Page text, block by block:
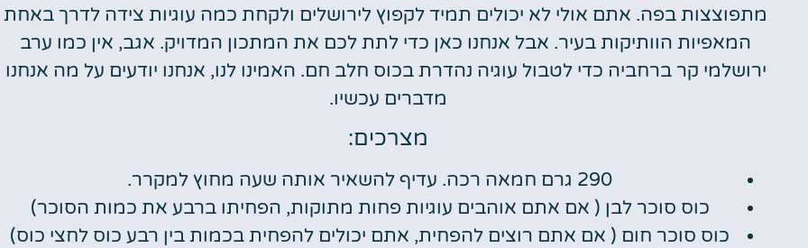
מתפוצצות בפה. אתם אולי לא יכולים תמיד לקפוץ לירושלים ולקחת כמה עוגיות צידה לדרך באחת
המאפיות הוותיקות בעיר. אבל אנחנו כאן כדי לתת לכם את המתכון המדויק. אגב, אין כמו ערב
ירושלמי קר ברחביה כדי לטבול עוגיה נהדרת בכוס חלב חם. האמינו לנו, אנחנו יודעים על מה אנחנו
מדברים עכשיו.
מצרכים:
290 גרם חמאה רכה. עדיף להשאיר אותה שעה מחוץ למקרר.
כוס סוכר לבן ( אם אתם אוהבים עוגיות פחות מתוקות, הפחיתו ברבע את כמות הסוכר)
כוס סוכר חום ( אם אתם רוצים להפחית, אתם יכולים להפחית בכמות בין רבע כוס לחצי כוס)